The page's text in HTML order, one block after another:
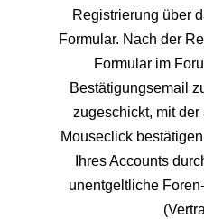
Registrierung über
Formular. Nach der
Formular im
Bestätigungsemail
zugeschickt, mit
Mouseclick
Ihres Accounts
unentgeltliche